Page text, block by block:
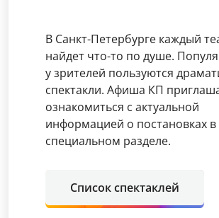
В Санкт-Петербурге каждый
найдет что-то по душе.
у зрителей пользуются
спектакли. Афиша КП
ознакомиться с актуальной
информацией о постановках в
специальном разделе.
Список спектаклей